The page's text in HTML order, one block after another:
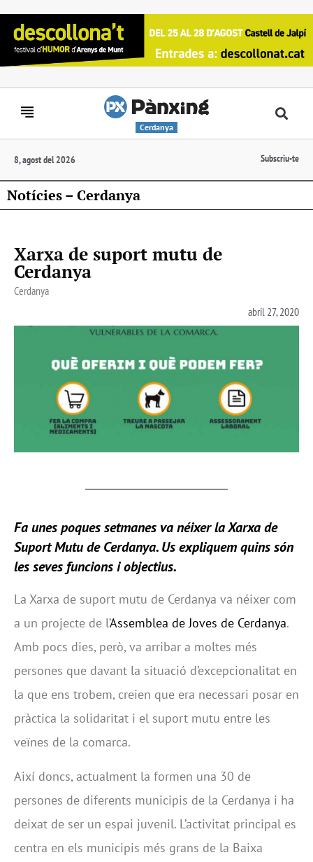
Cerdanya
8, agost del 2026 Subscriu-te
Notícies – Cerdanya
Xarxa de suport mutu de
Cerdanya
Cerdanya
abril 27, 2020
Fa unes poques setmanes va néixer la Xarxa de
Suport Mutu de Cerdanya. Us expliquem quins són
les seves funcions i objectius.
La Xarxa de suport mutu de Cerdanya va néixer com
a un projecte de l’Assemblea de Joves de Cerdanya.
Amb pocs dies, però, va arribar a moltes més
persones que davant la situació d’excepcionalitat en
la que ens trobem, creien que era necessari posar en
pràctica la solidaritat i el suport mutu entre les
veïnes de la comarca.
Així doncs, actualment la formen una 30 de
persones de diferents municipis de la Cerdanya i ha
deixat de ser un espai juvenil. L’activitat principal es
centra en els municipis més grans de la Baixa